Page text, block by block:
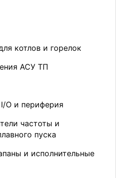
котлов и горелок
АСУ ТП
O и периферия
частоты и
пуска
и исполнительные